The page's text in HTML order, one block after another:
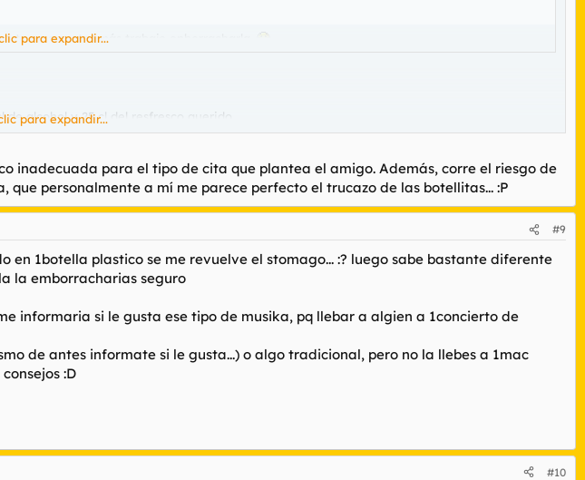
te va a costar más trabajo enborracharla.
para expandir...
alcohol y 25 cl del resfresco querido.
ir cebando, que los revisores tienen la manía de cuando está todo el mundo sentado y se
para expandir...
inadecuada para el tipo de cita que plantea el amigo. Además, corre el riesgo de
personalmente a mí me parece perfecto el trucazo de las botellitas... :P
#9
1botella plastico se me revuelve el stomago... :? luego sabe bastante diferente
la emborracharias seguro
informaria si le gusta ese tipo de musika, pq llebar a algien a 1concierto de
de antes informate si le gusta...) o algo tradicional, pero no la llebes a 1mac
:D
#10